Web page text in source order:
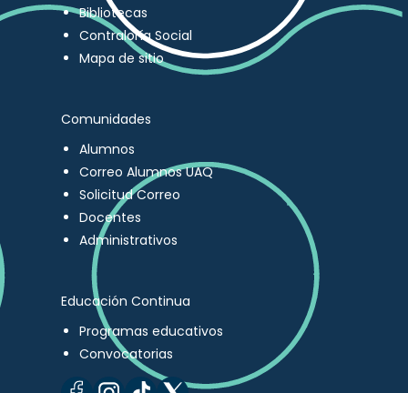
Bibliotecas
Contraloría Social
Mapa de sitio
Comunidades
Alumnos
Correo Alumnos UAQ
Solicitud Correo
Docentes
Administrativos
Educación Continua
Programas educativos
Convocatorias